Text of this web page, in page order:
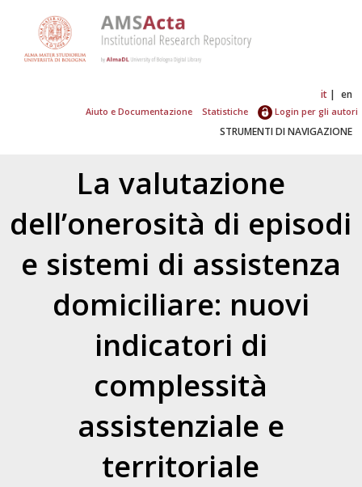
it en
Aiuto e Documentazione Statistiche Login per gli autori
STRUMENTI DI NAVIGAZIONE
La valutazione
dell’onerosità di episodi
e sistemi di assistenza
domiciliare: nuovi
indicatori di
complessità
assistenziale e
territoriale